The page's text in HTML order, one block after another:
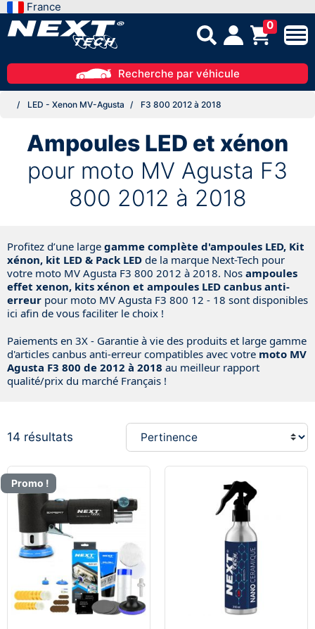
France
0
Recherche par véhicule
LED - Xenon MV-Agusta F3 800 2012 à 2018
Ampoules LED et xénon
pour moto MV Agusta F3
800 2012 à 2018
Profitez d’une large gamme complète d'ampoules LED, Kit
xénon, kit LED & Pack LED de la marque Next-Tech pour
votre moto MV Agusta F3 800 2012 à 2018. Nos ampoules
effet xenon, kits xénon et ampoules LED canbus anti-
erreur pour moto MV Agusta F3 800 12 - 18 sont disponibles
ici afin de vous faciliter le choix !
Paiements en 3X - Garantie à vie des produits et large gamme
d'articles canbus anti-erreur compatibles avec votre moto MV
Agusta F3 800 de 2012 à 2018 au meilleur rapport
qualité/prix du marché Français !
14 résultats
Promo !